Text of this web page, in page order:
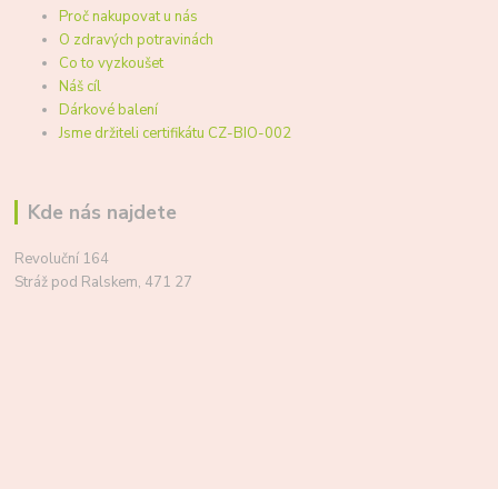
Proč nakupovat u nás
O zdravých potravinách
Co to vyzkoušet
Náš cíl
Dárkové balení
Jsme držiteli certifikátu CZ-BIO-002
Kde nás najdete
Revoluční 164
Stráž pod Ralskem, 471 27